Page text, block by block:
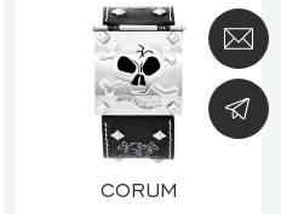
CORUM